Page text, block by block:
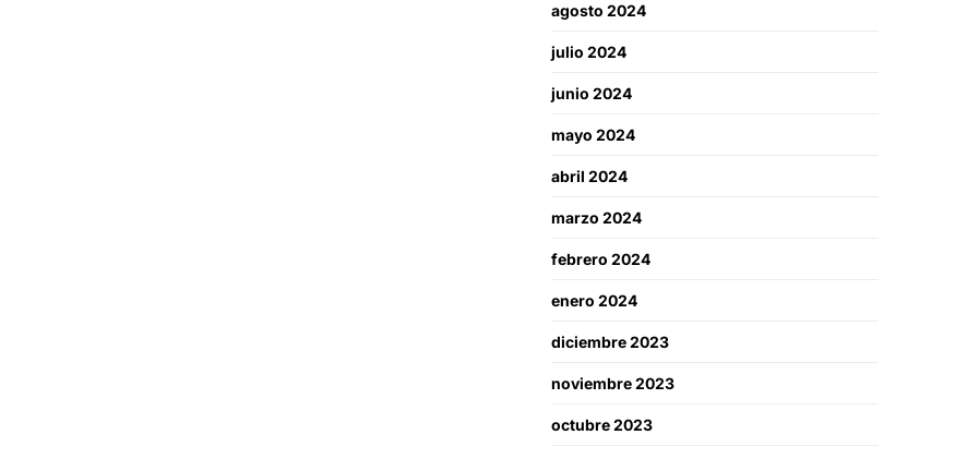
agosto 2024
julio 2024
junio 2024
mayo 2024
abril 2024
marzo 2024
febrero 2024
enero 2024
diciembre 2023
noviembre 2023
octubre 2023